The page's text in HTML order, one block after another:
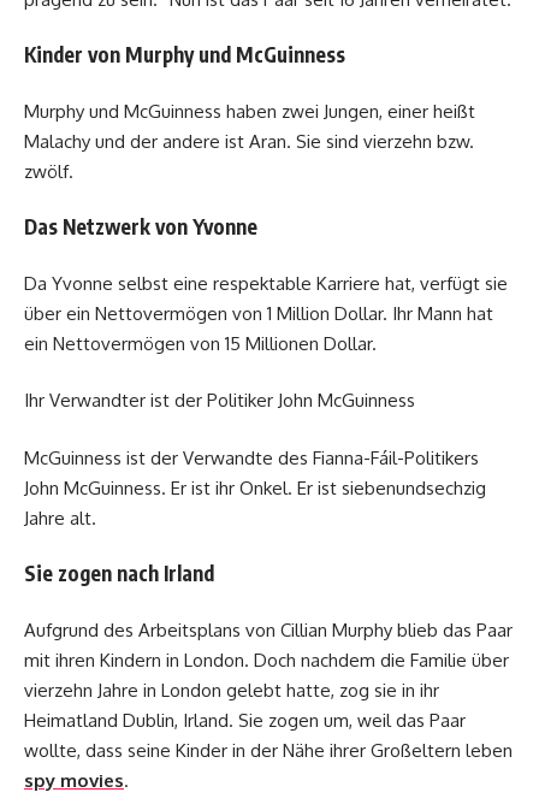
Kinder von Murphy und McGuinness
Murphy und McGuinness haben zwei Jungen, einer heißt
Malachy und der andere ist Aran. Sie sind vierzehn bzw.
zwölf.
Das Netzwerk von Yvonne
Da Yvonne selbst eine respektable Karriere hat, verfügt sie
über ein Nettovermögen von 1 Million Dollar. Ihr Mann hat
ein Nettovermögen von 15 Millionen Dollar.
Ihr Verwandter ist der Politiker John McGuinness
McGuinness ist der Verwandte des Fianna-Fáil-Politikers
John McGuinness. Er ist ihr Onkel. Er ist siebenundsechzig
Jahre alt.
Sie zogen nach Irland
Aufgrund des Arbeitsplans von Cillian Murphy blieb das Paar
mit ihren Kindern in London. Doch nachdem die Familie über
vierzehn Jahre in London gelebt hatte, zog sie in ihr
Heimatland Dublin, Irland. Sie zogen um, weil das Paar
wollte, dass seine Kinder in der Nähe ihrer Großeltern leben
spy movies.